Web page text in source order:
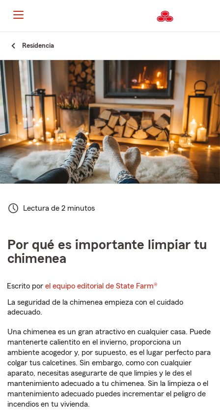
Residencia
Lectura de 2 minutos
Por qué es importante limpiar tu
chimenea
Escrito porel equipo editorial de State Farm®
La seguridad de la chimenea empieza con el cuidado
adecuado.
Una chimenea es un gran atractivo en cualquier casa. Puede
mantenerte calientito en el invierno, proporciona un
ambiente acogedor y, por supuesto, es el lugar perfecto para
colgar tus calcetines. Sin embargo, como con cualquier
aparato, necesitas asegurarte de que limpies y le des el
mantenimiento adecuado a tu chimenea. Sin la limpieza o el
mantenimiento adecuado puedes incrementar el peligro de
incendios en tu vivienda.